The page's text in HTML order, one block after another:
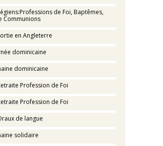
de Foi, Baptêmes,
Communions
en Angleterre
dominicaine
dominicaine
Profession de Foi
Profession de Foi
de langue
solidaire